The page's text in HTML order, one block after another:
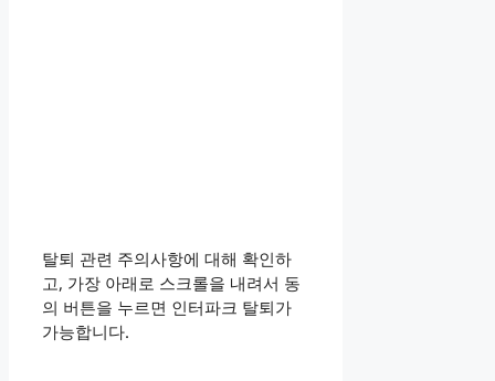
탈퇴 관련 주의사항에 대해 확인하
고, 가장 아래로 스크롤을 내려서 동
의 버튼을 누르면 인터파크 탈퇴가
가능합니다.